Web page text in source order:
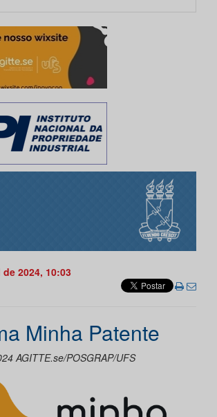
2024, 10:03
Minha Patente
AGITTE.se/POSGRAP/UFS